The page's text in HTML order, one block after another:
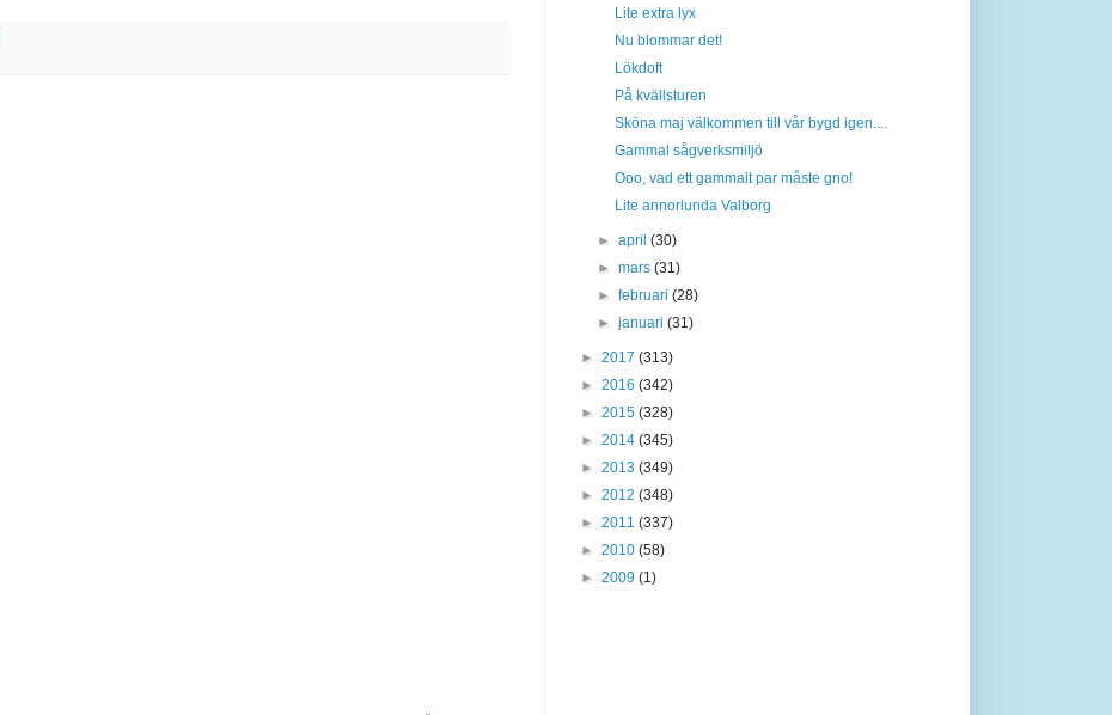
Lite extra lyx
Nu blommar det!
Lökdoft
På kvällsturen
Sköna maj välkommen till vår bygd igen....
Gammal sågverksmiljö
Ooo, vad ett gammalt par måste gno!
Lite annorlunda Valborg
► april (30)
► mars (31)
► februari (28)
► januari (31)
► 2017 (313)
► 2016 (342)
► 2015 (328)
► 2014 (345)
► 2013 (349)
► 2012 (348)
► 2011 (337)
► 2010 (58)
► 2009 (1)